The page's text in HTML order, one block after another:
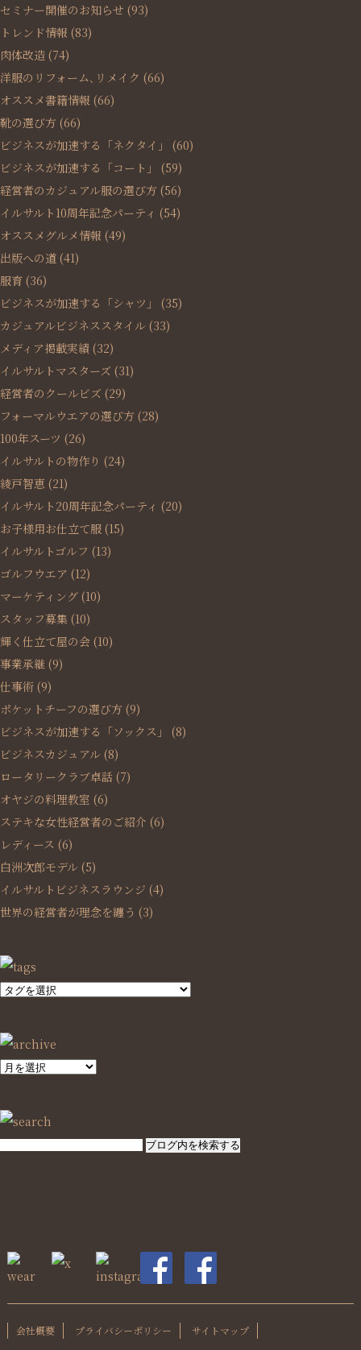
セミナー開催のお知らせ (93)
トレンド情報 (83)
肉体改造 (74)
洋服のリフォーム､リメイク (66)
オススメ書籍情報 (66)
靴の選び方 (66)
ビジネスが加速する「ネクタイ」
(60)
ビジネスが加速する「コート」
(59)
経営者のカジュアル服の選び方 (56)
イルサルト10周年記念パーティ (54)
オススメグルメ情報 (49)
出版への道 (41)
服育 (36)
ビジネスが加速する「シャツ」
(35)
カジュアルビジネススタイル (33)
メディア掲載実績 (32)
イルサルトマスターズ (31)
経営者のクールビズ (29)
フォーマルウエアの選び方 (28)
100年スーツ (26)
イルサルトの物作り (24)
綾戸智恵 (21)
イルサルト20周年記念パーティ (20)
お子様用お仕立て服 (15)
イルサルトゴルフ (13)
ゴルフウエア (12)
マーケティング (10)
スタッフ募集 (10)
輝く仕立て屋の会 (10)
事業承継 (9)
仕事術 (9)
ポケットチーフの選び方 (9)
ビジネスが加速する「ソックス」
(8)
ビジネスカジュアル (8)
ロータリークラブ卓話 (7)
オヤジの料理教室 (6)
ステキな女性経営者のご紹介 (6)
レディース (6)
白洲次郎モデル (5)
イルサルトビジネスラウンジ (4)
世界の経営者が理念を纏う (3)
SEARCH
会社概要 プライバシーポリシー サイトマップ